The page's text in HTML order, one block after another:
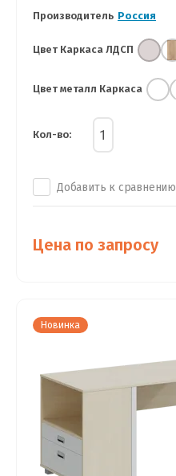
Производитель Россия
Цвет Каркаса ЛДСП
Цвет металл Каркаса
Кол-во:
Добавить к сравнению
Цена по запросу
Новинка